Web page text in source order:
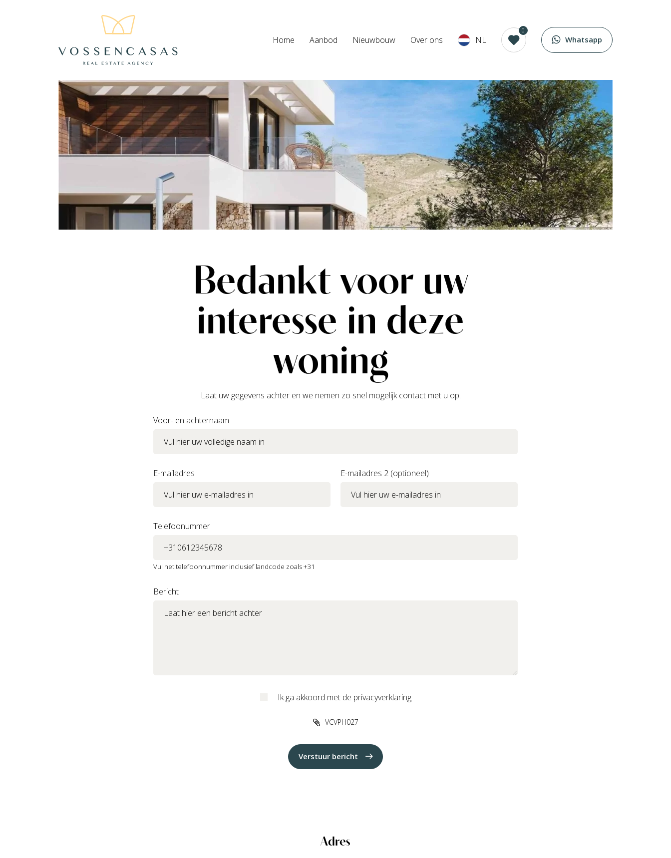
Home Aanbod Nieuwbouw Over ons NL
0
Whatsapp
Bedankt voor uw
interesse in deze
woning
Laat uw gegevens achter en we nemen zo snel mogelijk contact met u op.
Voor- en achternaam
E-mailadres E-mailadres 2 (optioneel)
Telefoonummer
Vul het telefoonnummer inclusief landcode zoals +31
Bericht
Ik ga akkoord met de privacyverklaring
VCVPH027
Verstuur bericht
Adres